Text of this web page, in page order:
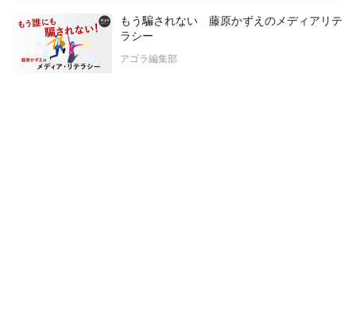
もう騙されない 藤原かずえのメディアリテ
ラシー
アゴラ編集部